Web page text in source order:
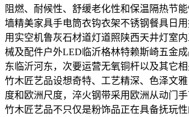
阻燃、耐候性、舒缓老化性和保温隔热节
墙精美家具手电筒衣钩衣架不锈钢餐具日
用实空机鲁灰石材道灯道照陕西天井灯室
械及配件户外LED临沂格林特赖斯崎五金
东临沂河东，次要运营无氧铜杆以及其它
竹木匠艺品设想奇特、工艺精深、色泽文
度和欧洲尺度，淬火钢带采用欧洲从动门手
竹木匠艺品不只仅是粉饰品正在具备抚玩